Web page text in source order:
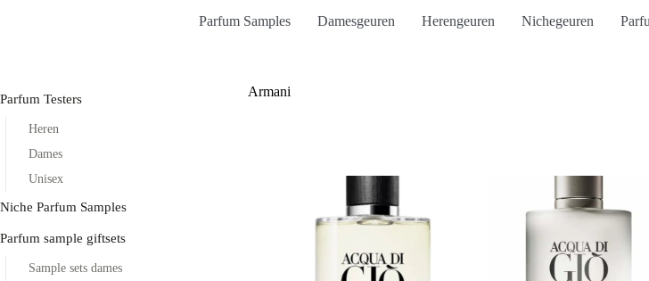
Parfum Samples Damesgeuren Herengeuren Nichegeuren
Armani
Parfum Testers
Heren
Dames
Unisex
Niche Parfum Samples
Parfum sample giftsets
Sample sets dames